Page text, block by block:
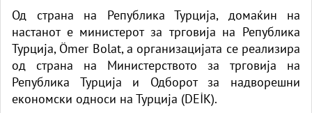
Од страна на Република Турција, домаќин на
настанот е министерот за трговија на Република
Турција, Ömer Bolat, а организацијата се реализира
од страна на Министерството за трговија на
Република Турција и Одборот за надворешни
економски односи на Турција (DEİK).